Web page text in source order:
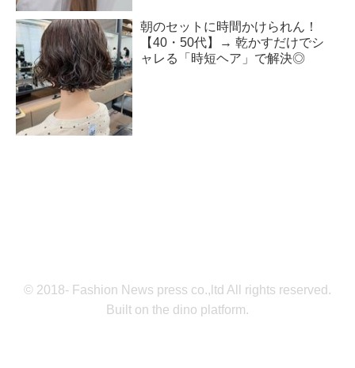
朝のセットに時間かけられん！
【40・50代】→ 乾かすだけでシ
ャレる「時短ヘア」で解決◎
© 2018- Fashion News press co.,ltd All rights reserved.
Built on the dino platform.